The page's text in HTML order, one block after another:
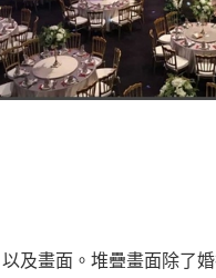
及畫面。堆疊畫面除了